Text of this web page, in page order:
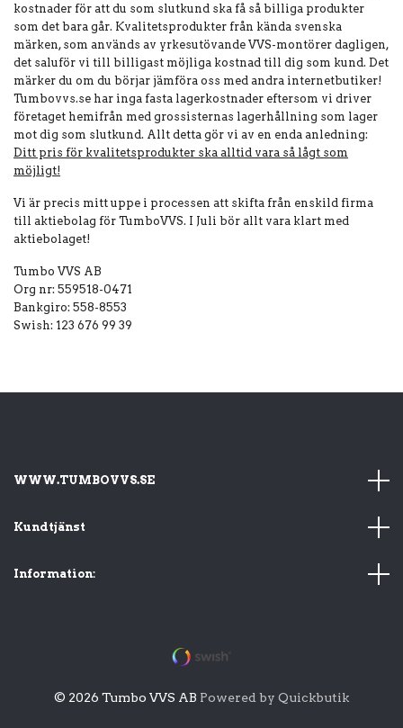
kostnader för att du som slutkund ska få så billiga produkter
som det bara går. Kvalitetsprodukter från kända svenska
märken, som används av yrkesutövande VVS-montörer dagligen,
det saluför vi till billigast möjliga kostnad till dig som kund. Det
märker du om du börjar jämföra oss med andra internetbutiker!
Tumbovvs.se har inga fasta lagerkostnader eftersom vi driver
företaget hemifrån med grossisternas lagerhållning som lager
mot dig som slutkund. Allt detta gör vi av en enda anledning:
Ditt pris för kvalitetsprodukter ska alltid vara så lågt som
möjligt!
Vi är precis mitt uppe i processen att skifta från enskild firma
till aktiebolag för TumboVVS. I Juli bör allt vara klart med
aktiebolaget!
Tumbo VVS AB
Org nr: 559518-0471
Bankgiro: 558-8553
Swish: 123 676 99 39
WWW.TUMBOVVS.SE
Kundtjänst
Information:
© 2026 Tumbo VVS AB Powered by Quickbutik